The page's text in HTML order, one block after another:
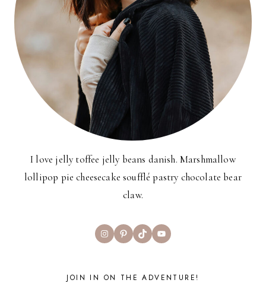
I love jelly toffee jelly beans danish. Marshmallow
lollipop pie cheesecake soufflé pastry chocolate bear
claw.
InstagramPinterest
TikTokYouTube
JOIN IN ON THE ADVENTURE!